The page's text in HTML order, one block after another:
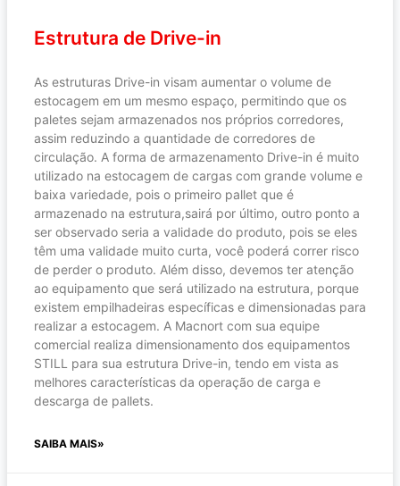
Estrutura de Drive-in
As estruturas Drive-in visam aumentar o volume de
estocagem em um mesmo espaço, permitindo que os
paletes sejam armazenados nos próprios corredores,
assim reduzindo a quantidade de corredores de
circulação. A forma de armazenamento Drive-in é muito
utilizado na estocagem de cargas com grande volume e
baixa variedade, pois o primeiro pallet que é
armazenado na estrutura,sairá por último, outro ponto a
ser observado seria a validade do produto, pois se eles
têm uma validade muito curta, você poderá correr risco
de perder o produto. Além disso, devemos ter atenção
ao equipamento que será utilizado na estrutura, porque
existem empilhadeiras específicas e dimensionadas para
realizar a estocagem. A Macnort com sua equipe
comercial realiza dimensionamento dos equipamentos
STILL para sua estrutura Drive-in, tendo em vista as
melhores características da operação de carga e
descarga de pallets.
SAIBA MAIS»